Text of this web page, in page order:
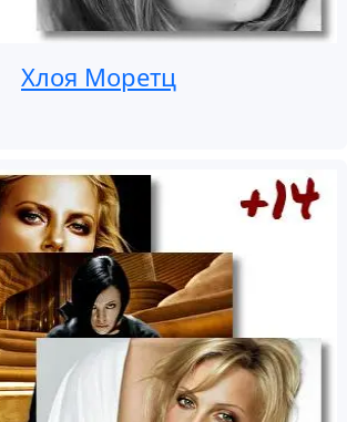
Хлоя Моретц